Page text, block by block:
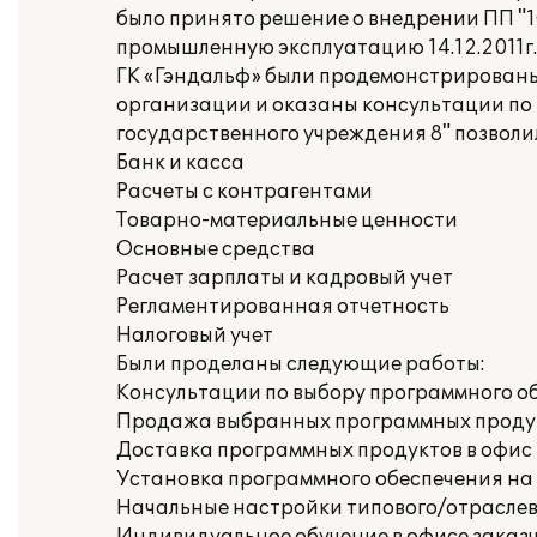
было принято решение о внедрении ПП
промышленную эксплуатацию
ГК «Гэндальф» были
организации и оказаны консультации
государственного учреждения 8"
Банк и касса
Расчеты с контрагентами
Товарно-материальные ценности
Основные средства
Расчет зарплаты и кадровый учет
Регламентированная отчетность
Налоговый учет
Были проделаны следующие работы:
Консультации по выбору программного
Продажа выбранных программных
Доставка программных продуктов в офис
Установка программного обеспечения
Начальные настройки типового/